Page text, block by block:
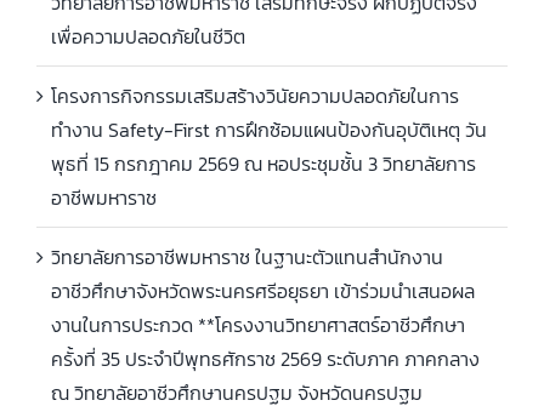
เพื่อความปลอดภัยในชีวิต
โครงการกิจกรรมเสริมสร้างวินัยความปลอดภัยในการ
ทำงาน Safety-First การฝึกซ้อมแผนป้องกันอุบัติเหตุ วัน
พุธที่ 15 กรกฎาคม 2569 ณ หอประชุมชั้น 3 วิทยาลัยการ
อาชีพมหาราช
วิทยาลัยการอาชีพมหาราช ในฐานะตัวแทนสำนักงาน
อาชีวศึกษาจังหวัดพระนครศรีอยุธยา เข้าร่วมนำเสนอผล
งานในการประกวด **โครงงานวิทยาศาสตร์อาชีวศึกษา
ครั้งที่ 35 ประจำปีพุทธศักราช 2569 ระดับภาค ภาคกลาง
ณ วิทยาลัยอาชีวศึกษานครปฐม จังหวัดนครปฐม